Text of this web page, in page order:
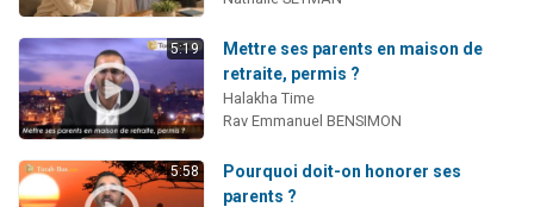
5:19
Mettre ses parents en maison de
retraite, permis ?
Halakha Time
Rav Emmanuel BENSIMON
5:58
Pourquoi doit-on honorer ses
parents ?